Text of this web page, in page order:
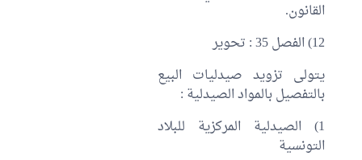
القانون.
12) الفصل 35 : تحوير
يتولى تزويد صيدليات البيع
بالتفصيل بالمواد الصيدلية :
1) الصيدلية المركزية للبلاد
التونسية